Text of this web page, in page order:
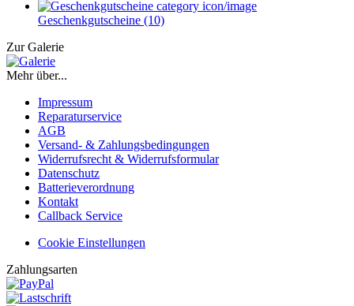
Geschenkgutscheine (10)
Zur Galerie
Mehr über...
Impressum
Reparaturservice
AGB
Versand- & Zahlungsbedingungen
Widerrufsrecht & Widerrufsformular
Datenschutz
Batterieverordnung
Kontakt
Callback Service
Cookie Einstellungen
Zahlungsarten